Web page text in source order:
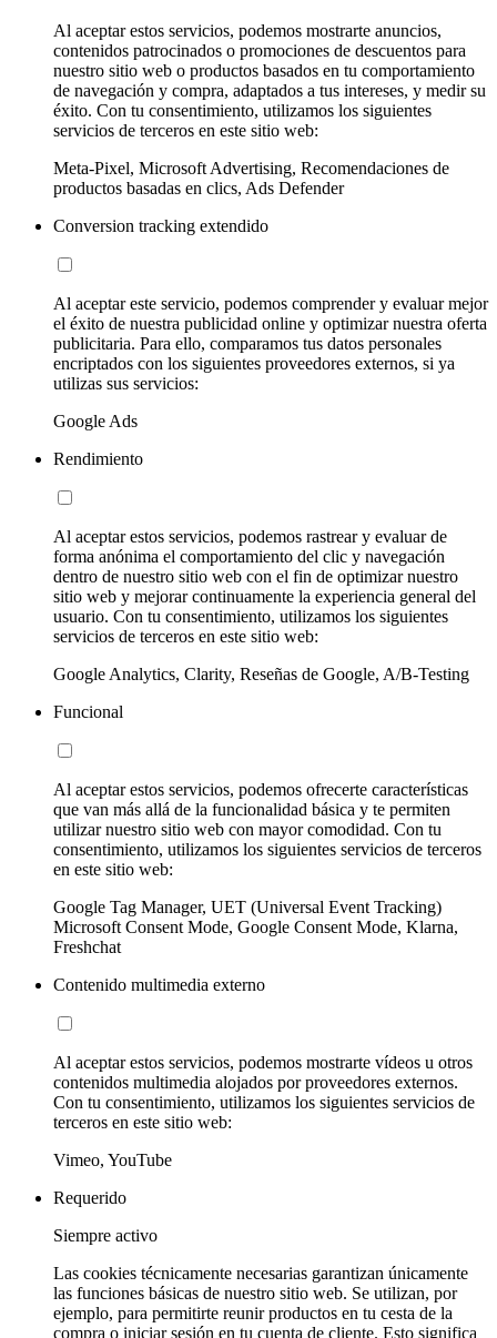
Al aceptar estos servicios, podemos mostrarte anuncios,
contenidos patrocinados o promociones de descuentos para
nuestro sitio web o productos basados en tu comportamiento
de navegación y compra, adaptados a tus intereses, y medir su
éxito. Con tu consentimiento, utilizamos los siguientes
servicios de terceros en este sitio web:
Meta-Pixel, Microsoft Advertising, Recomendaciones de
productos basadas en clics, Ads Defender
Conversion tracking extendido
Al aceptar este servicio, podemos comprender y evaluar mejor
el éxito de nuestra publicidad online y optimizar nuestra oferta
publicitaria. Para ello, comparamos tus datos personales
encriptados con los siguientes proveedores externos, si ya
utilizas sus servicios:
Google Ads
Rendimiento
Al aceptar estos servicios, podemos rastrear y evaluar de
forma anónima el comportamiento del clic y navegación
dentro de nuestro sitio web con el fin de optimizar nuestro
sitio web y mejorar continuamente la experiencia general del
usuario. Con tu consentimiento, utilizamos los siguientes
servicios de terceros en este sitio web:
Google Analytics, Clarity, Reseñas de Google, A/B-Testing
Funcional
Al aceptar estos servicios, podemos ofrecerte características
que van más allá de la funcionalidad básica y te permiten
utilizar nuestro sitio web con mayor comodidad. Con tu
consentimiento, utilizamos los siguientes servicios de terceros
en este sitio web:
Google Tag Manager, UET (Universal Event Tracking)
Microsoft Consent Mode, Google Consent Mode, Klarna,
Freshchat
Contenido multimedia externo
Al aceptar estos servicios, podemos mostrarte vídeos u otros
contenidos multimedia alojados por proveedores externos.
Con tu consentimiento, utilizamos los siguientes servicios de
terceros en este sitio web:
Vimeo, YouTube
Requerido
Siempre activo
Las cookies técnicamente necesarias garantizan únicamente
las funciones básicas de nuestro sitio web. Se utilizan, por
ejemplo, para permitirte reunir productos en tu cesta de la
compra o iniciar sesión en tu cuenta de cliente. Esto significa